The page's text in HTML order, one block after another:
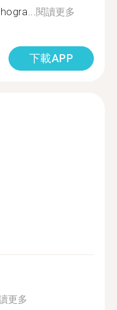
閱讀更多
下載APP
更多